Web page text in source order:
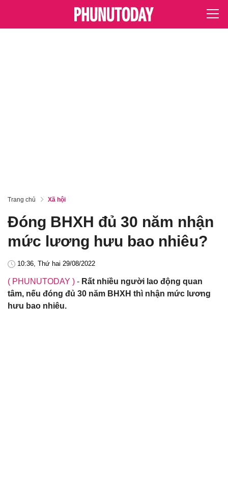
Trang chủ Xã hội
Đóng BHXH đủ 30 năm nhận
mức lương hưu bao nhiêu?
10:36, Thứ hai 29/08/2022
( PHUNUTODAY ) - Rất nhiều người lao động quan
tâm, nếu đóng đủ 30 năm BHXH thì nhận mức lương
hưu bao nhiêu.